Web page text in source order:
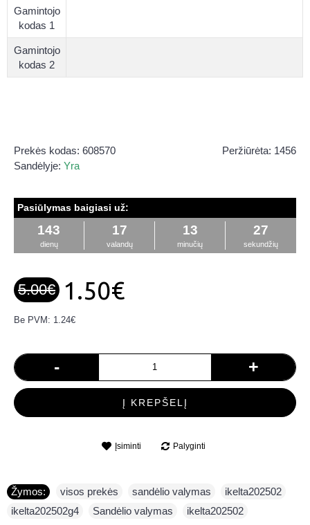
Gamintojo
kodas 1
Gamintojo
kodas 2
Peržiūrėta: 1456
Prekės kodas: 608570
Sandėlyje: Yra
Pasiūlymas baigiasi už:
143
dienų
17
valandų
13
minučių
27
sekundžių
5.00€ 1.50€
Be PVM: 1.24€
- +
Į KREPŠELĮ
Įsiminti Palyginti
Žymos: visos prekės sandėlio valymas ikelta202502
ikelta202502g4
Sandėlio valymas ikelta202502